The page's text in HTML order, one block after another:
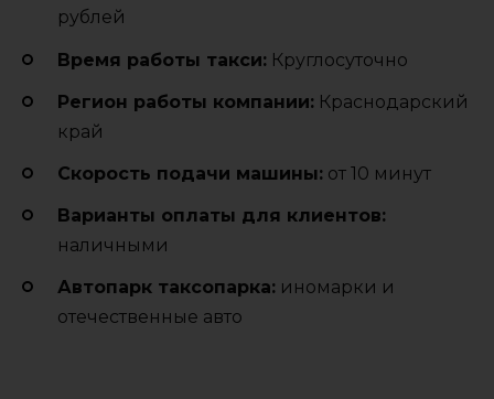
рублей
Время работы такси: Круглосуточно
Регион работы компании: Краснодарский
край
Cкорость подачи машины: от 10 минут
Варианты оплаты для клиентов:
наличными
Автопарк таксопарка: иномарки и
отечественные авто